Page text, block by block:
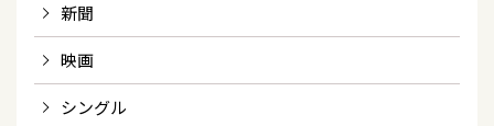
新聞
映画
シングル